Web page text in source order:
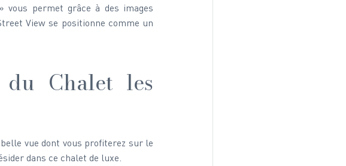
permet grâce à des images
View se positionne comme un
Chalet les
vue dont vous profiterez sur le
dans ce chalet de luxe.